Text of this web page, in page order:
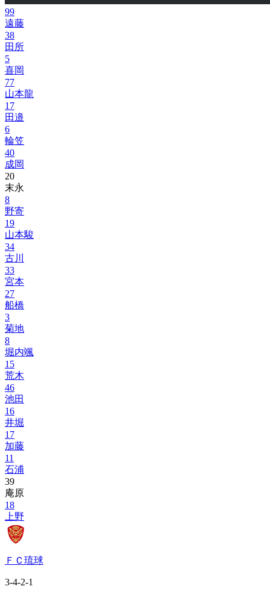
99
遠藤
38
田所
5
喜岡
77
山本龍
17
田邉
6
輪笠
40
成岡
20
末永
8
野寄
19
山本駿
34
古川
33
宮本
27
船橋
3
菊地
8
堀内颯
15
荒木
46
池田
16
井堀
17
加藤
11
石浦
39
庵原
18
上野
ＦＣ琉球
3-4-2-1